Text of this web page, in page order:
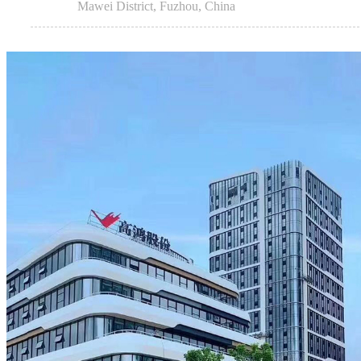
Mawei District, Fuzhou, China